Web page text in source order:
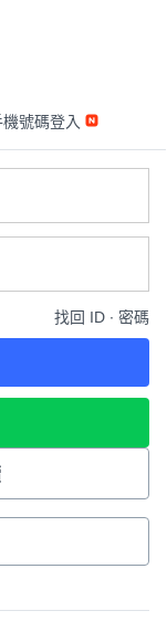
號碼登入
找回 ID ∙ 密碼